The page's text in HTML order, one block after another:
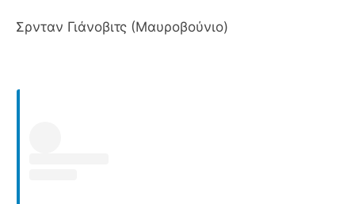
Σρνταν Γιάνοβιτς (Μαυροβούνιο)